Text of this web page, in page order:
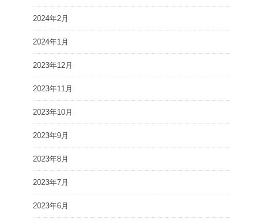
2024年2月
2024年1月
2023年12月
2023年11月
2023年10月
2023年9月
2023年8月
2023年7月
2023年6月